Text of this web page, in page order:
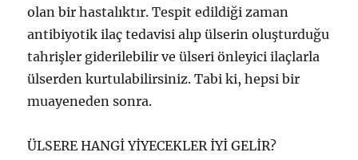
olan bir hastalıktır. Tespit edildiği zaman
antibiyotik ilaç tedavisi alıp ülserin oluşturduğu
tahrişler giderilebilir ve ülseri önleyici ilaçlarla
ülserden kurtulabilirsiniz. Tabi ki, hepsi bir
muayeneden sonra.
ÜLSERE HANGİ YİYECEKLER İYİ GELİR?